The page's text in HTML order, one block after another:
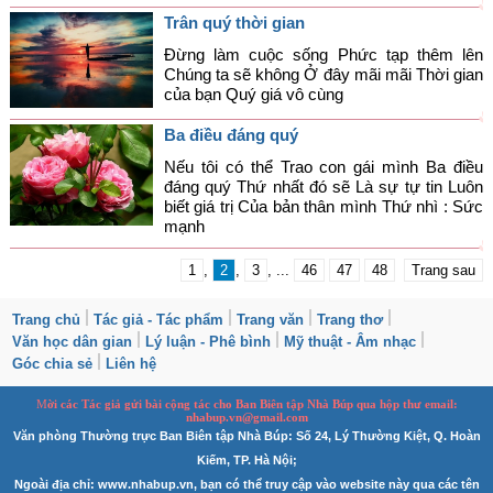
Trân quý thời gian
Đừng làm cuộc sống Phức tạp thêm lên
Chúng ta sẽ không Ở đây mãi mãi Thời gian
của bạn Quý giá vô cùng
Ba điều đáng quý
Nếu tôi có thể Trao con gái mình Ba điều
đáng quý Thứ nhất đó sẽ Là sự tự tin Luôn
biết giá trị Của bản thân mình Thứ nhì : Sức
mạnh
1 , 2 , 3 , ... 46 47 48 Trang sau
Trang chủ Tác giả - Tác phẩm Trang văn
Trang thơ
Văn học dân gian
Lý luận - Phê bình
Mỹ thuật - Âm nhạc
Góc chia sẻ
Liên hệ
Mời các Tác giả gửi bài cộng táccho Ban Biên tập Nhà Búp qua hộp thư email:
nhabup.vn@gmail.com
Văn phòng Thường trực Ban Biên tập Nhà Búp: Số 24, Lý Thường Kiệt, Q. Hoàn
Kiếm, TP. Hà Nội;
Ngoài địa chỉ: www.nhabup.vn, bạn có thể truy cập vào website này qua các tên